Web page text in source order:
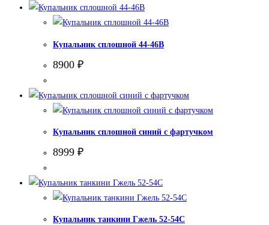
Купальник сплошной 44-46В
8900 ₽
Купальник сплошной синий с фартучком
8999 ₽
Купальник танкини Гжель 52-54С